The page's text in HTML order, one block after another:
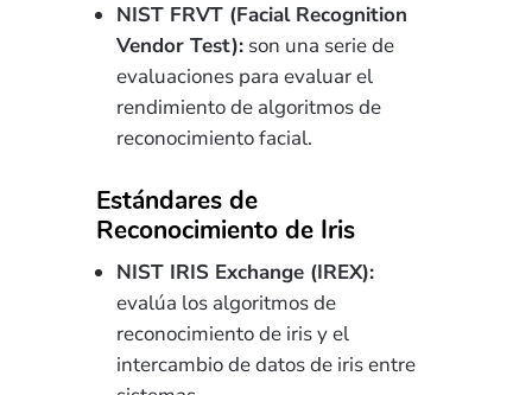
NIST FRVT (Facial Recognition
Vendor Test):son una serie de
evaluaciones para evaluar el
rendimiento de algoritmos de
reconocimiento facial.
Estándares de
Reconocimiento de Iris
NIST IRIS Exchange (IREX):
evalúa los algoritmos de
reconocimiento de iris y el
intercambio de datos de iris entre